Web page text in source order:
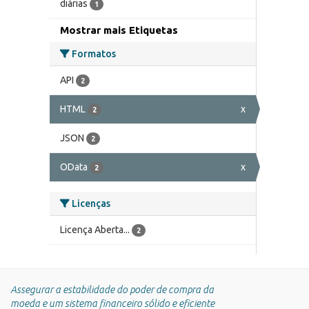
diárias 1
Mostrar mais Etiquetas
Formatos
API 2
HTML 2 x
JSON 2
OData 2 x
Licenças
Licença Aberta... 2
Assegurar a estabilidade do poder de compra da
moeda e um sistema financeiro sólido e eficiente